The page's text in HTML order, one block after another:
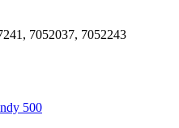
7052037, 7052243
500